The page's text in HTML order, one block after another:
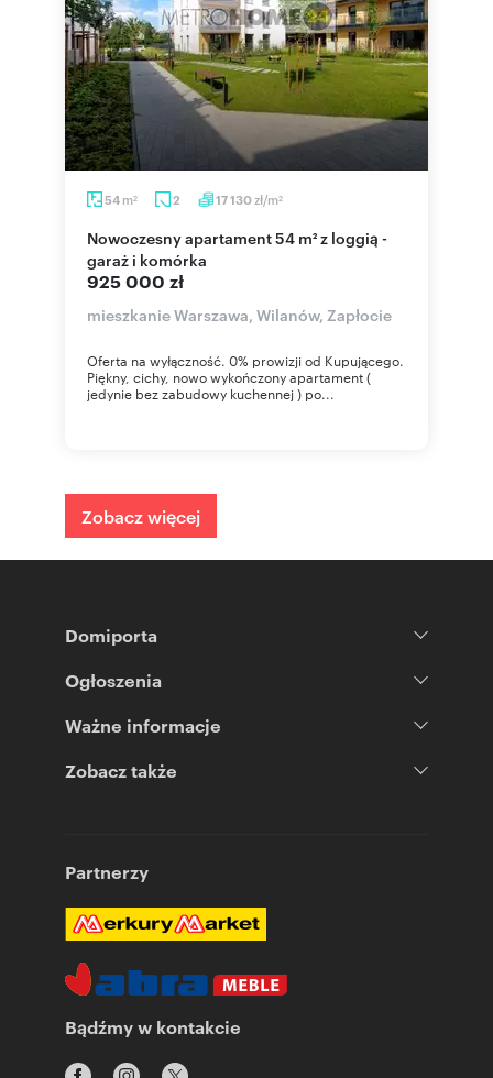
54 m2 2 17 130zł/m2
Nowoczesny apartament 54 m² z loggią -
garaż i komórka
925 000 zł
mieszkanie Warszawa, Wilanów, Zapłocie
Oferta na wyłączność. 0% prowizji od Kupującego.
Piękny, cichy, nowo wykończony apartament (
jedynie bez zabudowy kuchennej ) po...
Zobacz więcej
Domiporta
Ogłoszenia
Ważne informacje
Zobacz także
Partnerzy
Bądźmy w kontakcie